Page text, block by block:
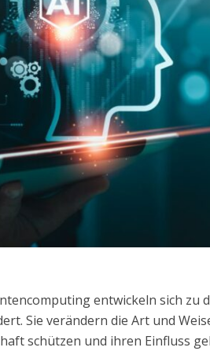
entwickeln sich zu
Sie verändern die Art und
schützen und ihren Einfluss
stellen
Israel
Eine